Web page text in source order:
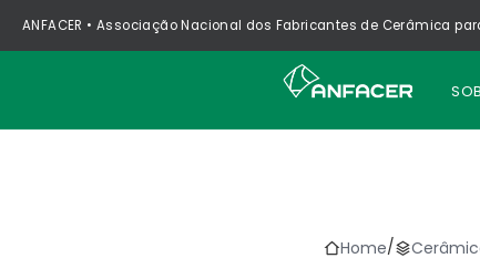
ANFACER • Associação Nacional dos Fabricantes de Cerâmica
Home/